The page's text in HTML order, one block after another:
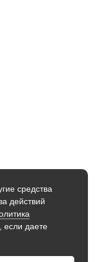
средства
действий
если даете